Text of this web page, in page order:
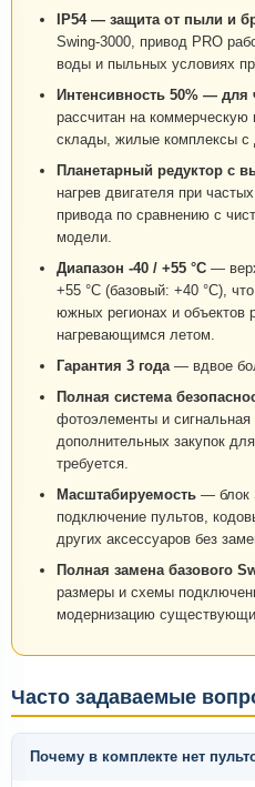
IP54 — защита от пыли и
Swing-3000, привод PRO
воды и пыльных условиях
Интенсивность 50% — для
рассчитан на коммерческую
склады, жилые комплексы с
Планетарный редуктор с
нагрев двигателя при
привода по сравнению с
модели.
Диапазон -40 / +55 °C —
+55 °C (базовый: +40 °C),
южных регионах и объектов
нагревающимся летом.
Гарантия 3 года — вдвое
Полная система
фотоэлементы и
дополнительных закупок
требуется.
Масштабируемость — блок
подключение пультов,
других аксессуаров без
Полная замена базового
размеры и схемы
модернизацию
Часто задаваемые
Почему в комплекте нет